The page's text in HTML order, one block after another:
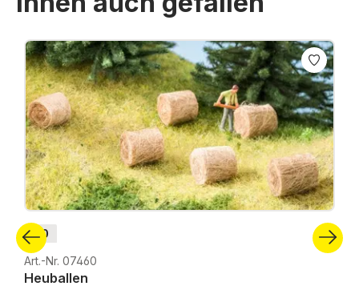
Produktgalerie überspringen
H0
Art.-Nr. 07460
Heuballen